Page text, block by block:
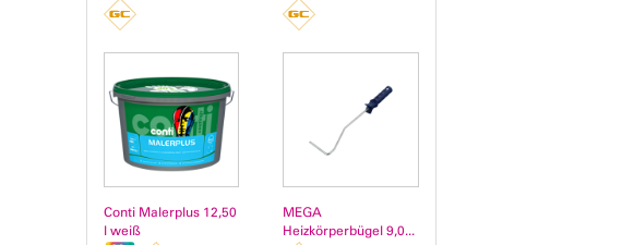
Conti Malerplus 12,50
l weiß
MEGA
Heizkörperbügel 9,0...